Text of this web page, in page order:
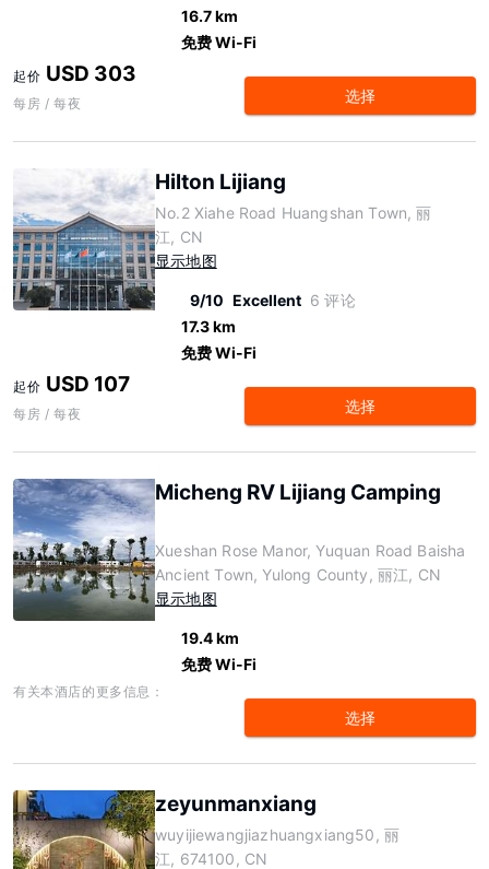
16.7 km
免费 Wi-Fi
起价 USD 303
每房 / 每夜 选择
Hilton Lijiang
No.2 Xiahe Road Huangshan Town, 丽
江, CN
显示地图
9/10 Excellent 6 评论
17.3 km
免费 Wi-Fi
起价 USD 107
每房 / 每夜 选择
Micheng RV Lijiang Camping
Xueshan Rose Manor, Yuquan Road Baisha
Ancient Town, Yulong County, 丽江, CN
显示地图
19.4 km
免费 Wi-Fi
有关本酒店的更多信息：
选择
zeyunmanxiang
wuyijiewangjiazhuangxiang50, 丽
江, 674100, CN